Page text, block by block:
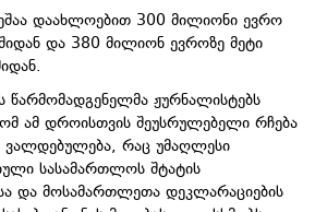
დაახლოებით 300 მილიონი ევრო
და 380 მილიონ ევროზე მეტი
წარმომადგენელმა ჟურნალისტებს
ამ დროისთვის შეუსრულებელი რჩება
რაც უმაღლესი
სასამართლოს შტატის
და მოსამართლეთა დეკლარაციების